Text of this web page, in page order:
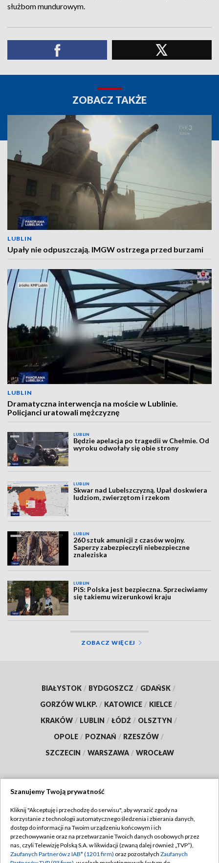
służbom mundurowym.
ZOBACZ TAKŻE
LUBLIN
Upały nie odpuszczają. IMGW ostrzega przed burzami
LUBLIN
Dramatyczna interwencja na moście w Lublinie.
Policjanci uratowali mężczyznę
LUBLIN
Będzie apelacja po tragedii w Chełmie. Od
wyroku odwołały się obie strony
LUBLIN
Skwar nad Lubelszczyzną. Upał doskwiera
ludziom, zwierzętom i rzekom
LUBLIN
260 sztuk amunicji z czasów wojny.
Saperzy zabezpieczyli niebezpieczne
znaleziska
LUBLIN
PiS: Polska jest bezpieczna. Sprzeciwiamy
się takiemu wizerunkowi kraju
ZOBACZ WIĘCEJ
BIAŁYSTOK / BYDGOSZCZ / GDAŃSK /
GORZÓW WLKP. / KATOWICE / KIELCE /
KRAKÓW / LUBLIN / ŁÓDŹ / OLSZTYN /
OPOLE / POZNAŃ / RZESZÓW /
SZCZECIN / WARSZAWA / WROCŁAW
TVP
Abonament TVP
Emisja w TVP
Regulamin TVP
Polityka prywatności
Szanujemy Twoją prywatność
Kliknij "Akceptuję i przechodzę do serwisu", aby wyrazić zgody na
korzystanie z technologii automatycznego śledzenia i zbierania danych,
dostęp do informacji na Twoim urządzeniu końcowym i ich
przechowywanie oraz na przetwarzanie Twoich danych osobowych przez
nas, czyli Telewizję Polską S.A. w likwidacji (zwaną dalej również „TVP”),
Zaufanych Partnerów z IAB* (1201 firm) oraz pozostałych Zaufanych